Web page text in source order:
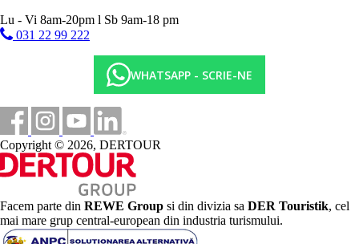
4 stele
Distanta pana la plaja
73 km
Distanta de cel mai apropiat aeroport
Plaja
Sezlonguri pe plaja contra cost
Umbrele pe plaja contra cost
Lu - Vi 8am-20pm l Sb 9am-18 pm
031 22 99 222
WHATSAPP - SCRIE-NE
Copyright © 2026, DERTOUR
Facem parte din REWE Group si din divizia sa DER Touristik, cel
mai mare grup central-european din industria turismului.